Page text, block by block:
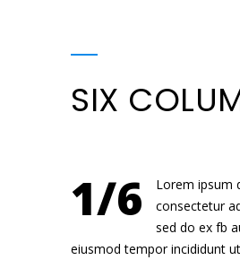
SIX
1/6
Lorem ipsum
consectetur
sed do ex fb
eiusmod tempor incididunt